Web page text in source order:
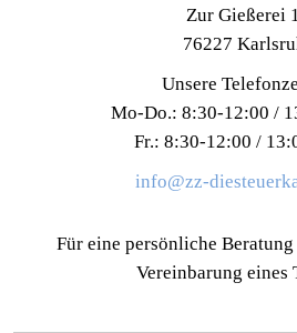
Zur Gießerei
76227
Unsere
Mo-Do.: 8:30-12:00 /
Fr.: 8:30-12:00 /
info@zz-
Für eine persönliche
Vereinbarung eines